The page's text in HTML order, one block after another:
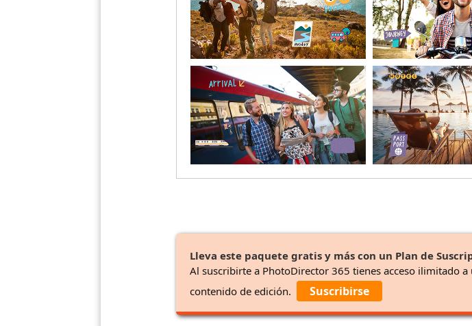
Lleva este paquete gratis y más con un Plan de
Al suscribirte a PhotoDirector 365 tienes acceso ilimitado
contenido de edición.
Suscribirse